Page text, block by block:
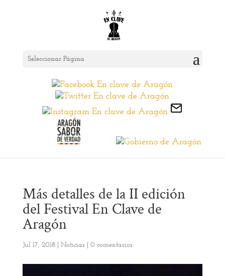
Seleccionar Página
Más detalles de la II edición
del Festival En Clave de
Aragón
Jul 17, 2018| Noticias 0 comentarios